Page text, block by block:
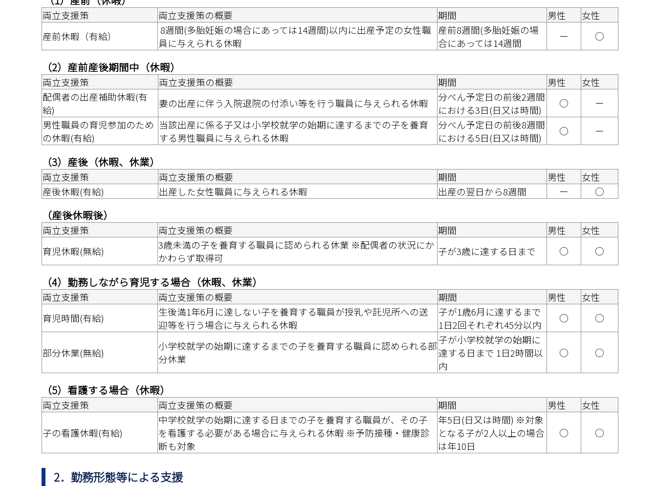
両立支援策 両立支援策の概要 期間 男性
女性
産前休暇（有給）
員に与えられる休暇
産前8週間(多胎妊娠の場
合にあっては14週間
ー ○
（2）産前産後期間中（休暇）
両立支援策 両立支援策の概要 期間 男性
女性
配偶者の出産補助休暇(有
給)
妻の出産に伴う入院退院の付添い等を行う職員に与えられる休暇
分べん予定日の前後2週間
における3日(日又は時間)
○
ー
男性職員の育児参加のため
の休暇(有給)
当該出産に係る子又は小学校就学の始期に達するまでの子を養育
する男性職員に与えられる休暇
分べん予定日の前後8週間
における5日(日又は時間)
○ ー
（3）産後（休暇、休業）
両立支援策 両立支援策の概要 期間 男性
女性
産後休暇(有給)
出産した女性職員に与えられる休暇 出産の翌日から8週間 ー ○
（産後休暇後）
両立支援策 両立支援策の概要 期間 男性
女性
育児休暇(無給)
3歳未満の子を養育する職員に認められる休業 ※配偶者の状況にか
かわらず取得可
子が3歳に達する日まで ○ ○
（4）勤務しながら育児する場合（休暇、休業）
両立支援策 両立支援策の概要 期間 男性
女性
育児時間(有給)
生後満1年6月に達しない子を養育する職員が授乳や託児所への送
迎等を行う場合に与えられる休暇
子が1歳6月に達するまで
1日2回それぞれ45分以内
○ ○
部分休業(無給)
小学校就学の始期に達するまでの子を養育する職員に認められる部
分休業
子が小学校就学の始期に
達する日まで 1日2時間以
内
○ ○
（5）看護する場合（休暇）
両立支援策 両立支援策の概要 期間 男性 女性
子の看護休暇(有給)
中学校就学の始期に達する日までの子を養育する職員が、その子
を看護する必要がある場合に与えられる休暇 ※予防接種・健康診
断も対象
年5日(日又は時間) ※対象
となる子が2人以上の場合
は年10日
○ ○
2．勤務形態等による支援